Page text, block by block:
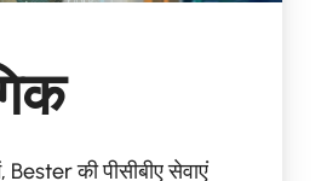
Bester की पीसीबीए सेवाएं